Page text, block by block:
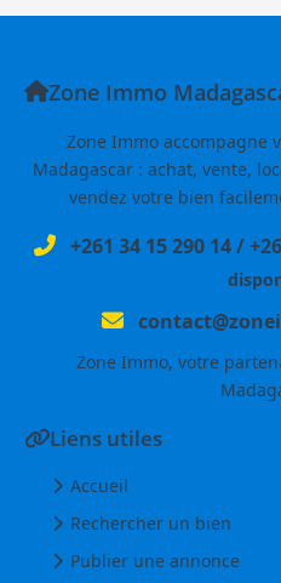
Zone Immo
Zone Immo accompagne
Madagascar : achat, vente,
vendez votre bien
+261 34 15 290 14/
Zone Immo, votre
Liens utiles
Accueil
Rechercher un bien
Publier une annonce